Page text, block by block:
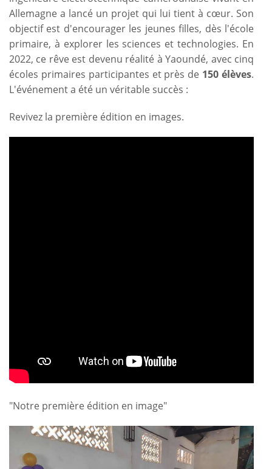
Allemagne a lancé un projet qui lui tient à cœur. Son
objectif est d'encourager les jeunes filles, dès l'école
primaire, à explorer les sciences et technologies. En
2022, ce rêve est devenu réalité à Yaoundé, avec cinq
écoles primaires participantes et près de 150 élèves.
L'événement a été un véritable succès :
Revivez la première édition en images.
"Notre première édition en image"